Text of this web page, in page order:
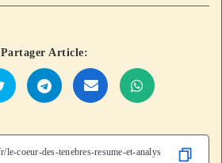
Partager Article: